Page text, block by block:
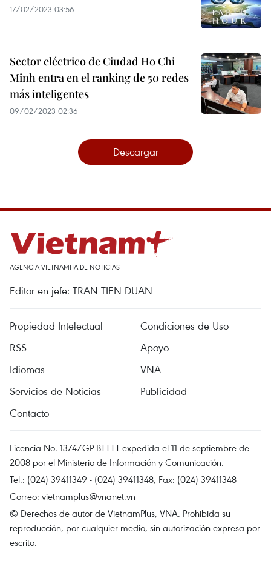
17/02/2023 03:56
Sector eléctrico de Ciudad Ho Chi
Minh entra en el ranking de 50 redes
más inteligentes
09/02/2023 02:36
Descargar
AGENCIA VIETNAMITA DE NOTICIAS
Editor en jefe: TRAN TIEN DUAN
Propiedad Intelectual
Condiciones de Uso
RSS
Apoyo
Idiomas
VNA
Servicios de Noticias
Publicidad
Contacto
Licencia No. 1374/GP-BTTTT expedida el 11 de septiembre de
2008 por el Ministerio de Información y Comunicación.
Tel.: (024) 39411349 - (024) 39411348, Fax: (024) 39411348
Correo: vietnamplus@vnanet.vn
© Derechos de autor de VietnamPlus, VNA. Prohibida su
reproducción, por cualquier medio, sin autorización expresa por
escrito.